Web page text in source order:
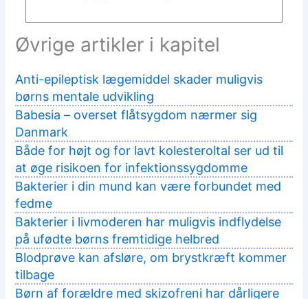
Øvrige artikler i kapitel
Anti-epileptisk lægemiddel skader muligvis
børns mentale udvikling
Babesia – overset flåtsygdom nærmer sig
Danmark
Både for højt og for lavt kolesteroltal ser ud til
at øge risikoen for infektionssygdomme
Bakterier i din mund kan være forbundet med
fedme
Bakterier i livmoderen har muligvis indflydelse
på ufødte børns fremtidige helbred
Blodprøve kan afsløre, om brystkræft kommer
tilbage
Børn af forældre med skizofreni har dårligere